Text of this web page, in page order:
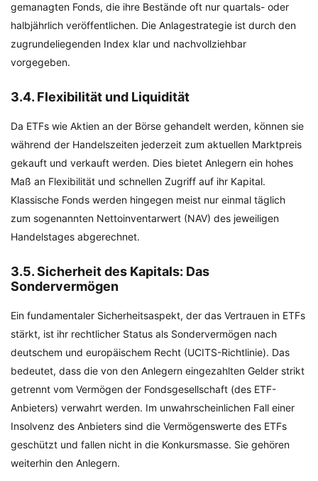
gemanagten Fonds, die ihre Bestände oft nur quartals- oder
halbjährlich veröffentlichen. Die Anlagestrategie ist durch den
zugrundeliegenden Index klar und nachvollziehbar
vorgegeben.
3.4. Flexibilität und Liquidität
Da ETFs wie Aktien an der Börse gehandelt werden, können sie
während der Handelszeiten jederzeit zum aktuellen Marktpreis
gekauft und verkauft werden. Dies bietet Anlegern ein hohes
Maß an Flexibilität und schnellen Zugriff auf ihr Kapital.
Klassische Fonds werden hingegen meist nur einmal täglich
zum sogenannten Nettoinventarwert (NAV) des jeweiligen
Handelstages abgerechnet.
3.5. Sicherheit des Kapitals: Das
Sondervermögen
Ein fundamentaler Sicherheitsaspekt, der das Vertrauen in ETFs
stärkt, ist ihr rechtlicher Status als Sondervermögen nach
deutschem und europäischem Recht (UCITS-Richtlinie). Das
bedeutet, dass die von den Anlegern eingezahlten Gelder strikt
getrennt vom Vermögen der Fondsgesellschaft (des ETF-
Anbieters) verwahrt werden. Im unwahrscheinlichen Fall einer
Insolvenz des Anbieters sind die Vermögenswerte des ETFs
geschützt und fallen nicht in die Konkursmasse. Sie gehören
weiterhin den Anlegern.